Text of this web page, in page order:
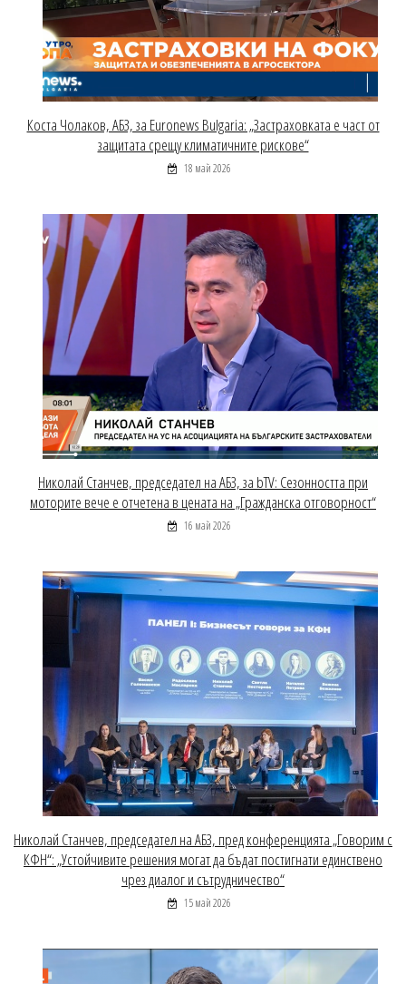
Коста Чолаков, АБЗ, за Euronews Bulgaria: „Застраховката е част от
защитата срещу климатичните рискове“
18 май 2026
Николай Станчев, председател на АБЗ, за bTV: Сезонността при
моторите вече е отчетена в цената на „Гражданска отговорност“
16 май 2026
Николай Станчев, председател на АБЗ, пред конференцията „Говорим с
КФН“: „Устойчивите решения могат да бъдат постигнати единствено
чрез диалог и сътрудничество“
15 май 2026